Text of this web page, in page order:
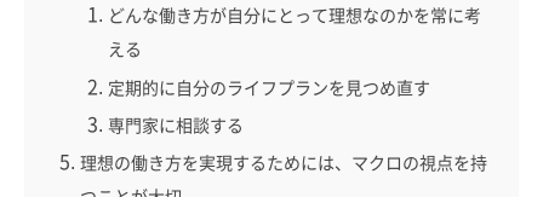
どんな働き方が自分にとって理想なのかを常に考
える
定期的に自分のライフプランを見つめ直す
専門家に相談する
理想の働き方を実現するためには、マクロの視点を持